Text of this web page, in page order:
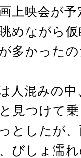
上映会が
めながら
多かったの
人混みの
見つけて
としたが
びしょ濡